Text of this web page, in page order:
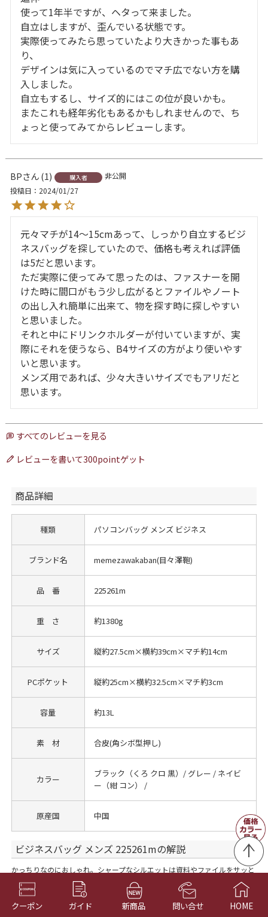
使って1年半ですが、ヘタって来ました。
自立はしますが、歪んでいる状態です。
実際使ってみたら思っていたより大きかった事もあ
り、
デザインは気に入っているのでマチ広でない方を購
入しました。
自立もするし、サイズ的にはこの位が良いかも。
またこれも経年劣化もあるかもしれませんので、ち
ょっと使ってみてからレビューします。
BP 1 購入者
非公開
投稿日
2024/01/27
元々マチが14〜15cmあって、しっかり自立するビジ
ネスバッグを探していたので、価格も考えれば評価
は5だと思います。
ただ実際に使ってみて思ったのは、ファスナーを開
けた時に間口がもう少し広がるとファイルやノート
の出し入れ簡単に出来て、物を探す時に探しやすい
と思いました。
それと中にドリンクホルダーが付いていますが、実
際にそれを使うなら、B4サイズの方がより使いやす
いと思います。
メンズ用であれば、少々大きいサイズでもアリだと
思います。
すべてのレビューを見る
レビューを書いて300pointゲット
商品詳細
種類 パソコンバッグ メンズ ビジネス
ブランド名 memezawakaban(目々澤鞄)
品 番 225261m
重 さ 約1380g
サイズ 縦約27.5cm×横約39cm×マチ約14cm
PCポケット 縦約25cm×横約32.5cm×マチ約3cm
容量 約13L
素 材 合皮(角シボ型押し)
カラー
ブラック（くろ クロ 黒）/ グレー / ネイビ
ー（紺 コン） /
原産国 中国
ビジネスバッグ メンズ 225261mの解説
かっちりなのにおしゃれ。シャープなシルエットは資料やファイルをサッと
出せる余裕を与えてくれる。改まった仕事モードに相応しい、凛とした佇ま
い、そんなビジネスバッグです。
自立：底鋲付きで置いても安定感があります。
ノートPCポケット：13インチ程度(縦25×横32.5×マチ3cm)のノートPC収
クーポン ガイド 新商品 問い合せ HOME